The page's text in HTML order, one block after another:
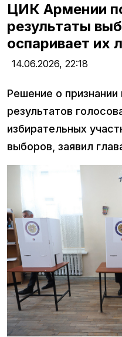
ЦИК Армении
результаты
оспаривает их
14.06.2026, 22:18
Решение о
результатов
избирательных
выборов, заявил